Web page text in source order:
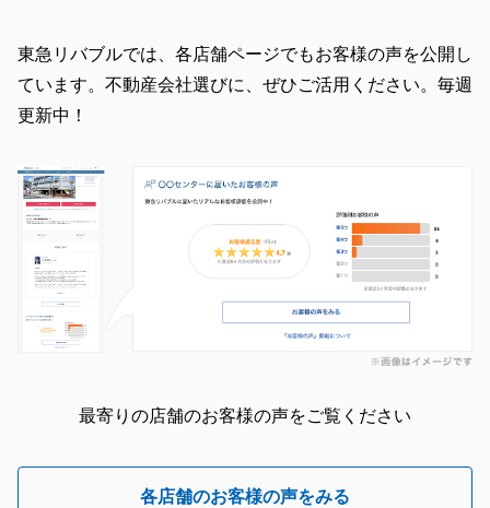
東急リバブルでは、各店舗ページでもお客様の声を公開し
ています。不動産会社選びに、ぜひご活用ください。毎週
更新中！
最寄りの店舗のお客様の声をご覧ください
各店舗のお客様の声をみる